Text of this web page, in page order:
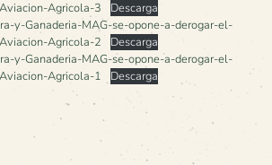
Agricola-3
Descarga
y-Ganaderia-MAG-se-opone-a-derogar-el-
Agricola-2
Descarga
y-Ganaderia-MAG-se-opone-a-derogar-el-
Agricola-1
Descarga